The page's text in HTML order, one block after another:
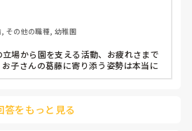
するために工夫されていることや、
かった」という事例があれば、ぜひ
。
その他の職種, 幼稚園
場から園を支える活動、お疲れさまで
子さんの葛藤に寄り添う姿勢は本当に
タイミングで「できた」瞬間の具体的な
答をもっと見る